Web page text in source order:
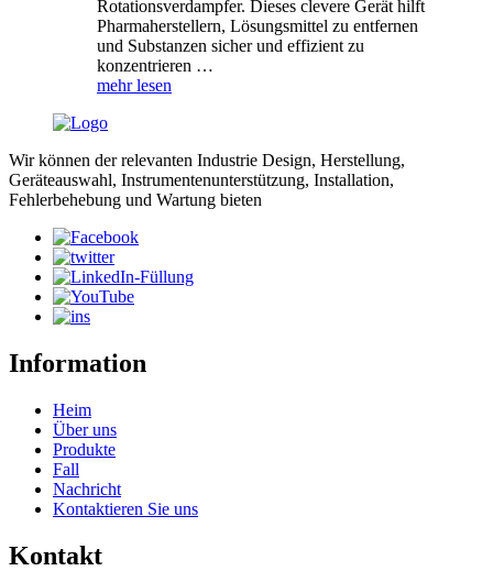
Rotationsverdampfer. Dieses clevere Gerät hilft
Pharmaherstellern, Lösungsmittel zu entfernen
und Substanzen sicher und effizient zu
konzentrieren …
mehr lesen
Wir können der relevanten Industrie Design, Herstellung,
Geräteauswahl, Instrumentenunterstützung, Installation,
Fehlerbehebung und Wartung bieten
Information
Heim
Über uns
Produkte
Fall
Nachricht
Kontaktieren Sie uns
Kontakt